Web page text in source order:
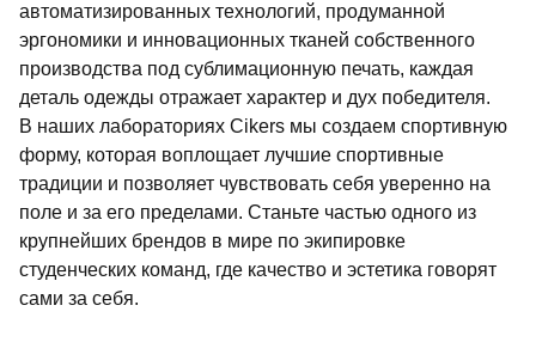
автоматизированных технологий, продуманной
эргономики и инновационных тканей собственного
производства под сублимационную печать, каждая
деталь одежды отражает характер и дух победителя.
В наших лабораториях Cikers мы создаем спортивную
форму, которая воплощает лучшие спортивные
традиции и позволяет чувствовать себя уверенно на
поле и за его пределами. Станьте частью одного из
крупнейших брендов в мире по экипировке
студенческих команд, где качество и эстетика говорят
сами за себя.